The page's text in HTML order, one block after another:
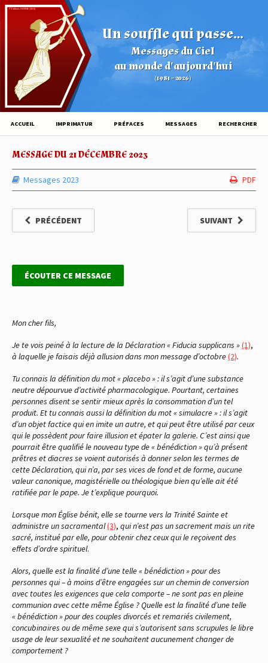
Un souffle qui passe...
Messages du Ciel
au monde d'aujourd'hui
(1981 – 2026)
© Éditions HOVINE (2026)
ACCUEIL IMPRIMATUR PRÉFACES MESSAGES RECHERCHER
MESSAGE DU 21 DÉCEMBRE 2023
Messages 2023 PDF
PRÉCÉDENT SUIVANT
ÉCOUTER CE MESSAGE
Mon cher fils,
Je te vois peiné à la lecture de la Déclaration « Fiducia supplicans »(1),
à laquelle je faisais déjà allusion dans mon message d’octobre(2).
Tu connais la définition du mot « placebo » : il s’agit d’une substance
neutre dépourvue d’activité pharmacologique. Pourtant, certaines
personnes disent se sentir mieux après la consommation d’un tel
produit. Et tu connais aussi la définition du mot « simulacre » : il s’agit
d’un objet factice qui en imite un autre, et qui peut être utilisé par ceux
qui le possèdent pour faire illusion et épater la galerie. C’est ainsi que
pourrait être qualifié le nouveau type de « bénédiction » qu’à présent
prêtres et diacres se voient autorisés à donner selon les termes de
cette Déclaration, qui n’a, par ses vices de fond et de forme, aucune
valeur canonique, magistérielle ou théologique bien qu’elle ait été
ratifiée par le pape. Je t’explique pourquoi.
Lorsque mon Église bénit, elle se tourne vers la Trinité Sainte et
administre un sacramental(3), qui n’est pas un sacrement mais un rite
sacré, institué par elle, pour obtenir chez ceux qui le reçoivent des
effets d’ordre spirituel.
Alors, quelle est la finalité d’une telle « bénédiction » pour des
personnes qui – à moins d’être engagées sur un chemin de conversion
avec toutes les exigences que cela comporte – ne sont pas en pleine
communion avec cette même Église ? Quelle est la finalité d’une telle
« bénédiction » pour des couples divorcés et remariés civilement,
concubinaires ou de même sexe qui s’autorisent sans scrupules le libre
usage de leur sexualité et ne souhaitent aucunement changer de
comportement ?